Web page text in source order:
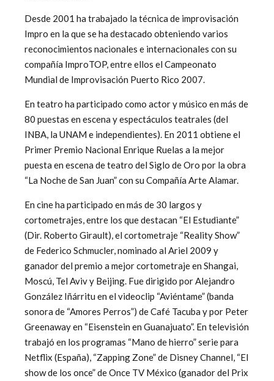
Desde 2001 ha trabajado la técnica de improvisación
Impro en la que se ha destacado obteniendo varios
reconocimientos nacionales e internacionales con su
compañía ImproTOP, entre ellos el Campeonato
Mundial de Improvisación Puerto Rico 2007.
En teatro ha participado como actor y músico en más de
80 puestas en escena y espectáculos teatrales (del
INBA, la UNAM e independientes). En 2011 obtiene el
Primer Premio Nacional Enrique Ruelas a la mejor
puesta en escena de teatro del Siglo de Oro por la obra
“La Noche de San Juan” con su Compañía Arte Alamar.
En cine ha participado en más de 30 largos y
cortometrajes, entre los que destacan “El Estudiante”
(Dir. Roberto Girault), el cortometraje “Reality Show”
de Federico Schmucler, nominado al Ariel 2009 y
ganador del premio a mejor cortometraje en Shangai,
Moscú, Tel Aviv y Beijing. Fue dirigido por Alejandro
González Iñárritu en el videoclip “Aviéntame” (banda
sonora de “Amores Perros”) de Café Tacuba y por Peter
Greenaway en “Eisenstein en Guanajuato”. En televisión
trabajó en los programas “Mano de hierro” serie para
Netflix (España), “Zapping Zone” de Disney Channel, “El
show de los once” de Once TV México (ganador del Prix